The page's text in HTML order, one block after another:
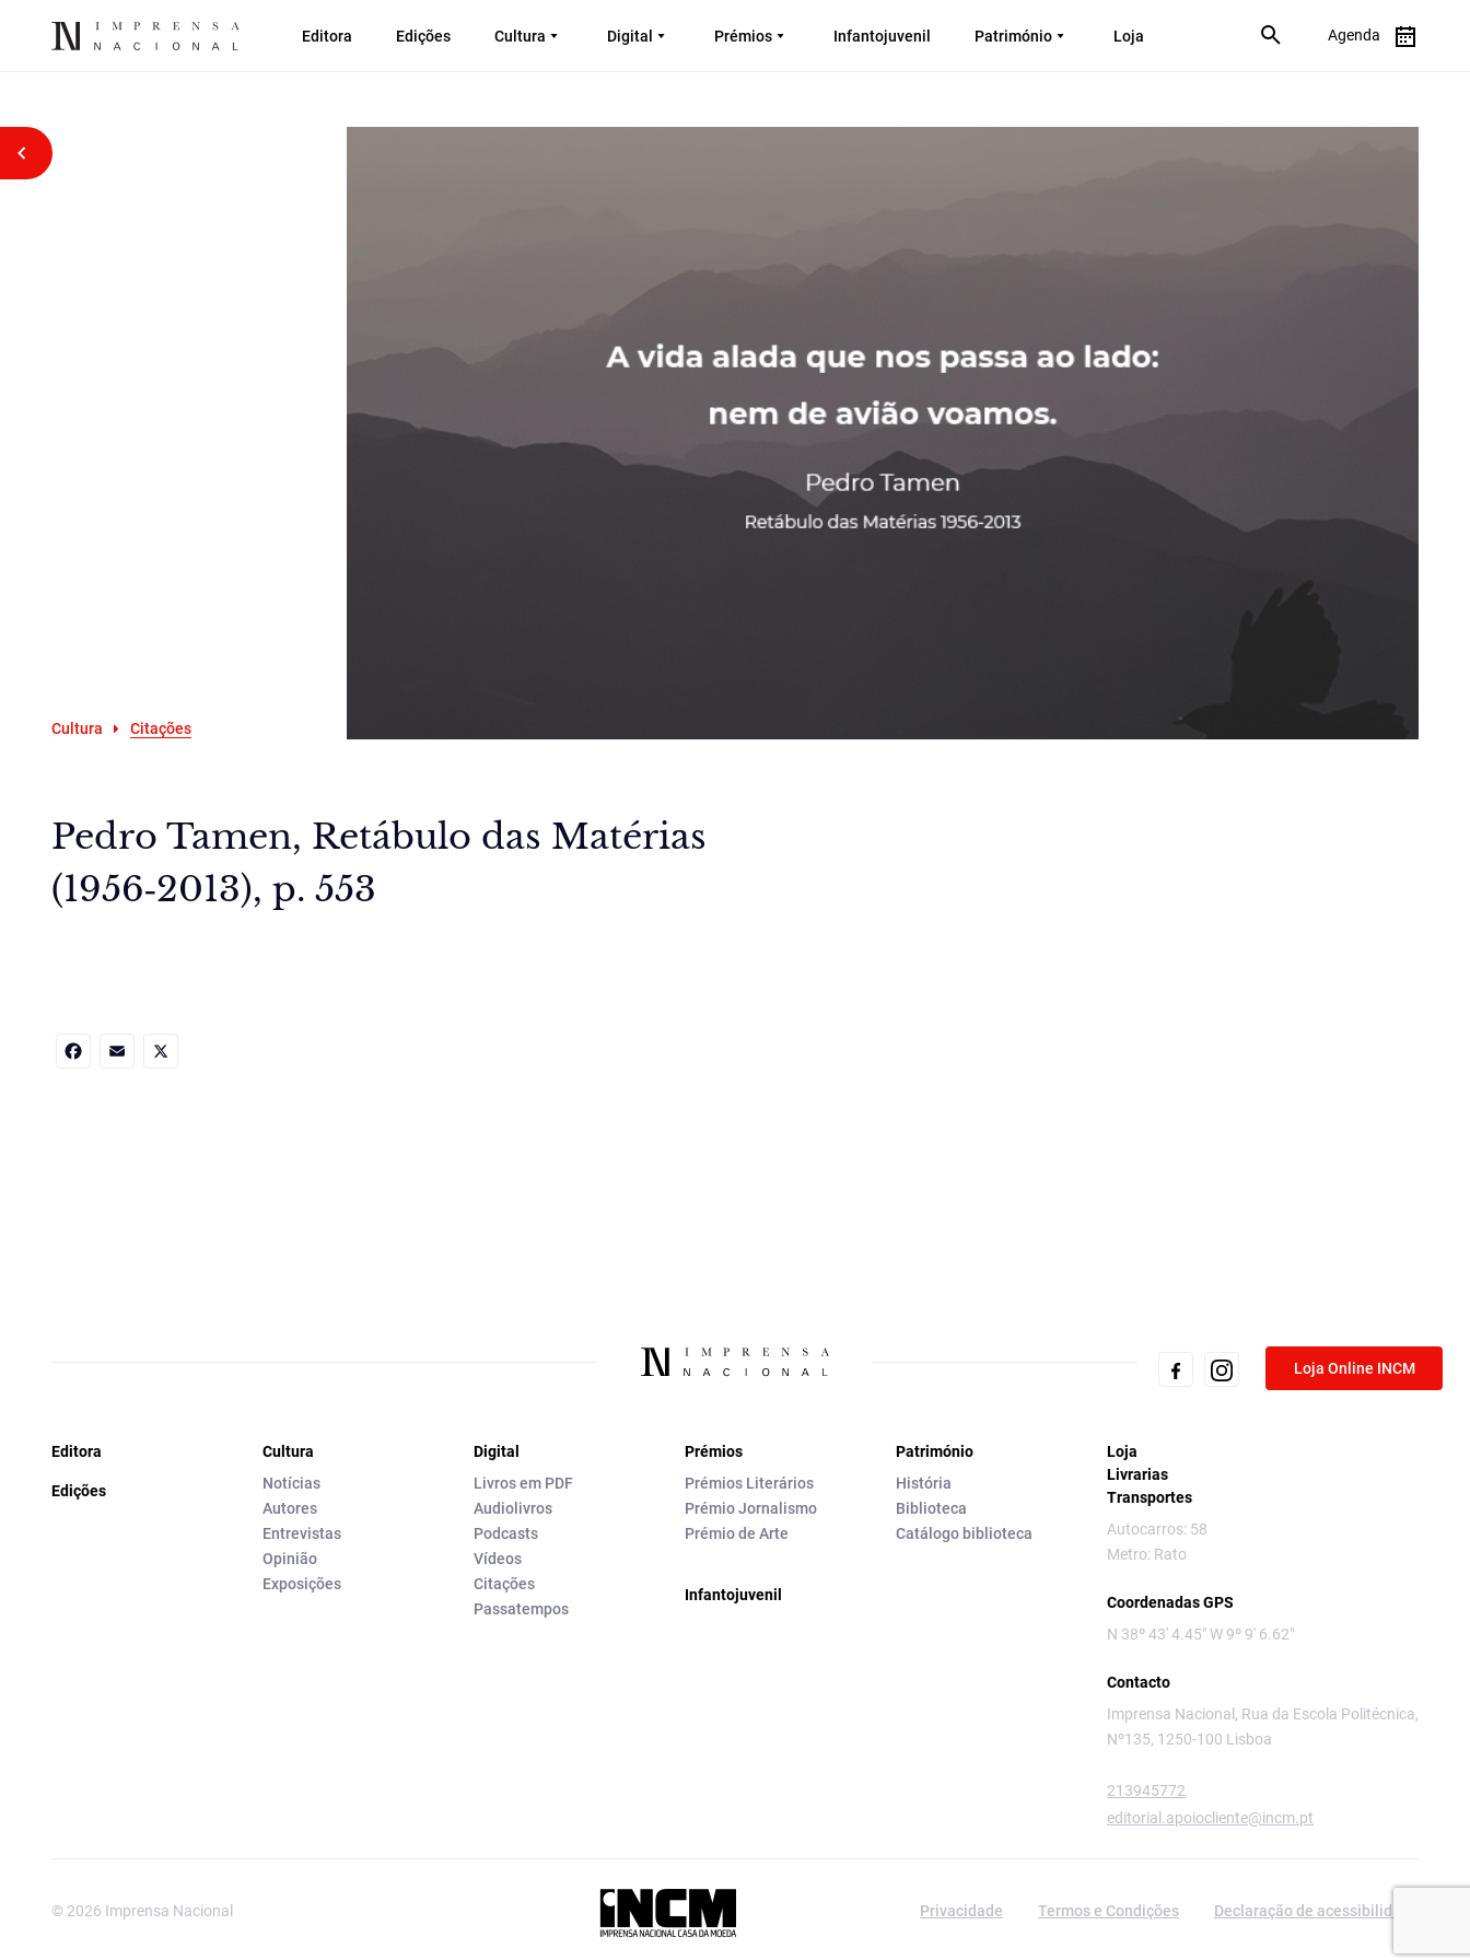
Editora Edições Cultura Digital Prémios Infantojuvenil Património Loja Agenda
Voltar atrás
Cultura Citações
Pedro Tamen, Retábulo das Matérias
(1956‑2013), p. 553
Loja Online INCM
Editora
Edições
Cultura
Notícias
Autores
Entrevistas
Opinião
Exposições
Digital
Livros em PDF
Audiolivros
Podcasts
Vídeos
Citações
Passatempos
Prémios
Prémios Literários
Prémio Jornalismo
Prémio de Arte
Infantojuvenil
Património
História
Biblioteca
Catálogo biblioteca
Loja
Livrarias
Transportes
Autocarros: 58
Metro: Rato
Coordenadas GPS
N 38º 43' 4.45" W 9º 9' 6.62"
Contacto
Imprensa Nacional, Rua da Escola Politécnica,
Nº135, 1250-100 Lisboa
213945772
editorial.apoiocliente@incm.pt
© 2026 Imprensa Nacional Privacidade Termos e Condições Declaração de acessibilidade